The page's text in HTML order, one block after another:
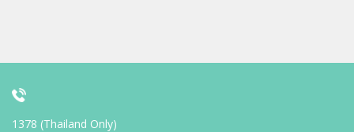
1378 (Thailand Only)